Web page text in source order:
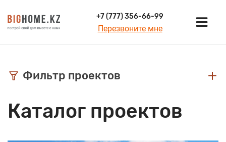
+7 (777) 356-66-99
Перезвоните мне
Фильтр проектов
Каталог проектов